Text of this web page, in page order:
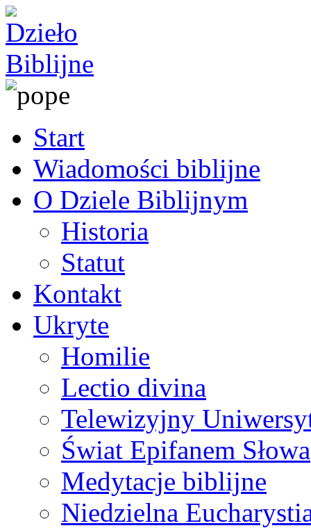
Start
Wiadomości biblijne
O Dziele Biblijnym
Historia
Statut
Kontakt
Ukryte
Homilie
Lectio divina
Telewizyjny
Świat Epifanem Słowa
Medytacje biblijne
Niedzielna